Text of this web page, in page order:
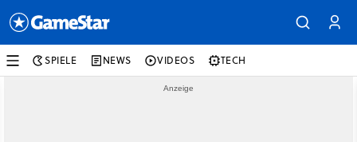
SPIELE NEWS VIDEOS TECH